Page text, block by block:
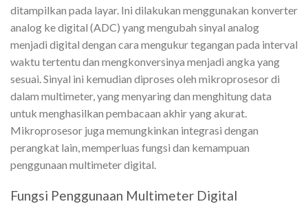
ditampilkan pada layar. Ini dilakukan menggunakan konverter
analog ke digital (ADC) yang mengubah sinyal analog
menjadi digital dengan cara mengukur tegangan pada interval
waktu tertentu dan mengkonversinya menjadi angka yang
sesuai. Sinyal ini kemudian diproses oleh mikroprosesor di
dalam multimeter, yang menyaring dan menghitung data
untuk menghasilkan pembacaan akhir yang akurat.
Mikroprosesor juga memungkinkan integrasi dengan
perangkat lain, memperluas fungsi dan kemampuan
penggunaan multimeter digital.
Fungsi Penggunaan Multimeter Digital